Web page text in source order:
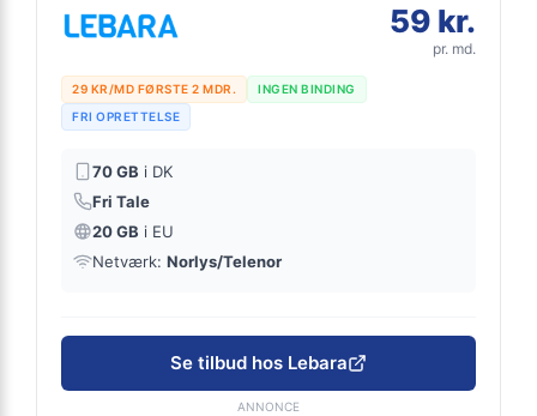
59 kr.
pr. md.
29 KR/MD FØRSTE 2 MDR.
INGEN BINDING
FRI OPRETTELSE
70 GB i DK
Fri Tale
20 GB i EU
Netværk: Norlys/Telenor
Se tilbud hos Lebara
ANNONCE